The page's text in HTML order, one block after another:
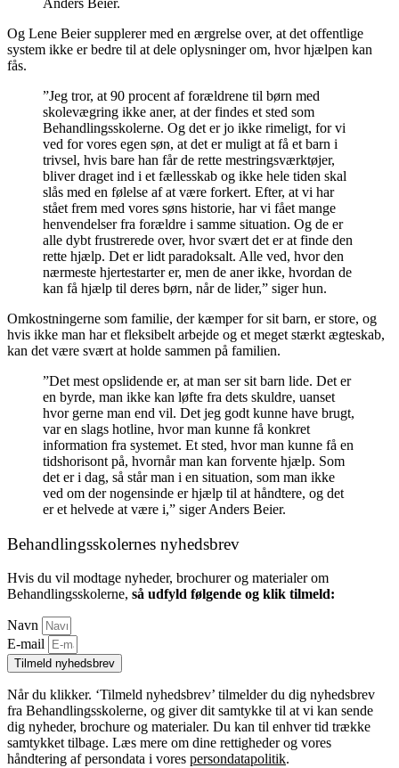
Og Lene Beier supplerer med en ærgrelse over, at det offentlige
system ikke er bedre til at dele oplysninger om, hvor hjælpen kan
fås.
”Jeg tror, at 90 procent af forældrene til børn med
skolevægring ikke aner, at der findes et sted som
Behandlingsskolerne. Og det er jo ikke rimeligt, for vi
ved for vores egen søn, at det er muligt at få et barn i
trivsel, hvis bare han får de rette mestringsværktøjer,
bliver draget ind i et fællesskab og ikke hele tiden skal
slås med en følelse af at være forkert. Efter, at vi har
stået frem med vores søns historie, har vi fået mange
henvendelser fra forældre i samme situation. Og de er
alle dybt frustrerede over, hvor svært det er at finde den
rette hjælp. Det er lidt paradoksalt. Alle ved, hvor den
nærmeste hjertestarter er, men de aner ikke, hvordan de
kan få hjælp til deres børn, når de lider,” siger hun.
Omkostningerne som familie, der kæmper for sit barn, er store, og
hvis ikke man har et fleksibelt arbejde og et meget stærkt ægteskab,
kan det være svært at holde sammen på familien.
”Det mest opslidende er, at man ser sit barn lide. Det er
en byrde, man ikke kan løfte fra dets skuldre, uanset
hvor gerne man end vil. Det jeg godt kunne have brugt,
var en slags hotline, hvor man kunne få konkret
information fra systemet. Et sted, hvor man kunne få en
tidshorisont på, hvornår man kan forvente hjælp. Som
det er i dag, så står man i en situation, som man ikke
ved om der nogensinde er hjælp til at håndtere, og det
er et helvede at være i,” siger Anders Beier.
Behandlingsskolernes nyhedsbrev
Hvis du vil modtage nyheder, brochurer og materialer om
Behandlingsskolerne, så udfyld følgende og klik tilmeld:
Navn
E-mail
Tilmeld nyhedsbrev
Når du klikker. ‘Tilmeld nyhedsbrev’ tilmelder du dig nyhedsbrev
fra Behandlingsskolerne, og giver dit samtykke til at vi kan sende
dig nyheder, brochure og materialer. Du kan til enhver tid trække
samtykket tilbage. Læs mere om dine rettigheder og vores
håndtering af persondata i vores persondatapolitik.